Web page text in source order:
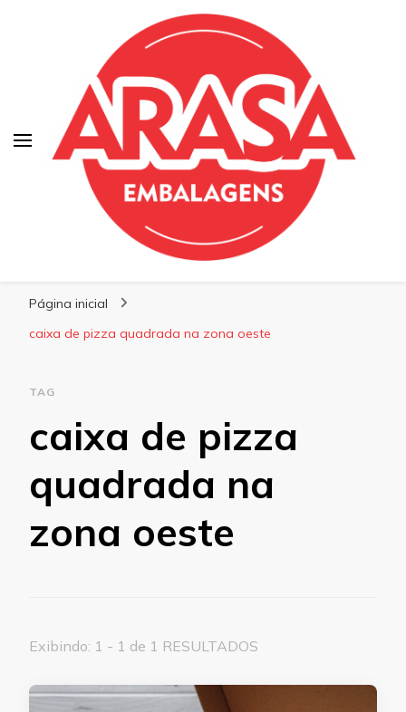
pizzas, doces e salgados. Tudo para seu
comércio com a qualidade Arasa. Leia nossos
Página inicial
caixa de pizza quadrada na zona oeste
TAG
caixa de pizza
quadrada na
zona oeste
Exibindo: 1 - 1 de 1 RESULTADOS